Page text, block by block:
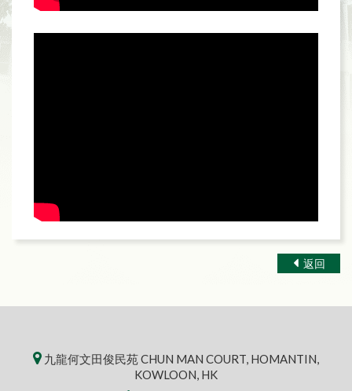
返回
九龍何文田俊民苑 CHUN MAN COURT, HOMANTIN,
KOWLOON, HK